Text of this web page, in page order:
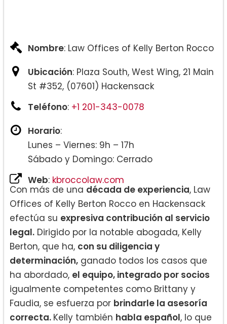
Nombre: Law Offices of Kelly Berton Rocco
Ubicación: Plaza South, West Wing, 21 Main
St #352, (07601) Hackensack
Teléfono: +1 201-343-0078
Horario:
Lunes – Viernes: 9h – 17h
Sábado y Domingo: Cerrado
Web: kbroccolaw.com
Con más de una década de experiencia, Law
Offices of Kelly Berton Rocco en Hackensack
efectúa su expresiva contribución al servicio
legal. Dirigido por la notable abogada, Kelly
Berton, que ha, con su diligencia y
determinación, ganado todos los casos que
ha abordado, el equipo, integrado por socios
igualmente competentes como Brittany y
Faudia, se esfuerza por brindarle la asesoría
correcta. Kelly también habla español, lo que